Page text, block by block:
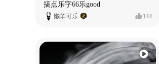
搞点乐字66乐good
懒羊可乐 144